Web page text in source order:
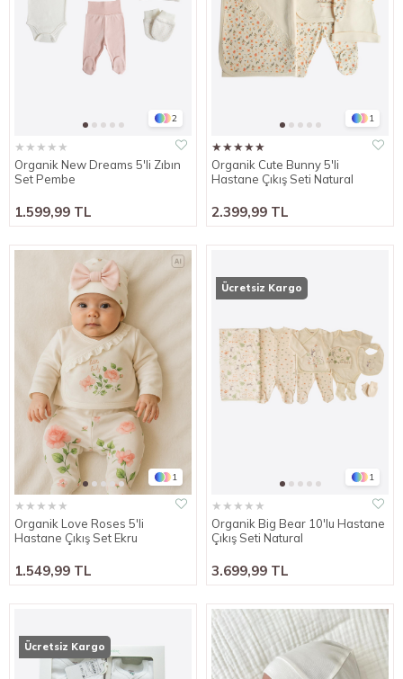
2
★★★★★
Organik New Dreams 5'li Zıbın
Set Pembe
1.599,99 TL
1
★★★★★
Organik Cute Bunny 5'li
Hastane Çıkış Seti Natural
2.399,99 TL
1
★★★★★
Organik Love Roses 5'li
Hastane Çıkış Set Ekru
1.549,99 TL
1
★★★★★
Organik Big Bear 10'lu Hastane
Çıkış Seti Natural
3.699,99 TL
Ücretsiz Kargo
Ücretsiz Kargo